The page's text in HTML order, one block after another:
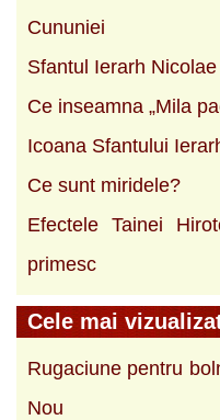
Cununiei
Sfantul Ierarh
Ce inseamna „Mila
Icoana Sfantului
Ce sunt miridele?
Efectele Tainei
primesc
Cele mai
Rugaciune pentru
Nou